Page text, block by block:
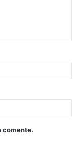
comente.